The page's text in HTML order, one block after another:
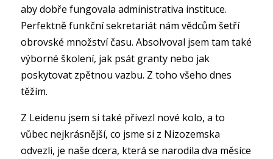
aby dobře fungovala administrativa instituce.
Perfektně funkční sekretariát nám vědcům šetří
obrovské množství času. Absolvoval jsem tam také
výborné školení, jak psát granty nebo jak
poskytovat zpětnou vazbu. Z toho všeho dnes
těžím.
Z Leidenu jsem si také přivezl nové kolo, a to
vůbec nejkrásnější, co jsme si z Nizozemska
odvezli, je naše dcera, která se narodila dva měsíce